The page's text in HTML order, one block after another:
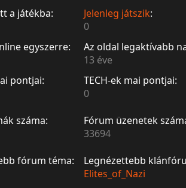
a játékba:
Jelenleg játszik:
0
egyszerre:
Az oldal legaktívabb
13 éve
pontjai:
TECH-ek mai pontjai:
0
száma:
Fórum üzenetek
33694
fórum téma:
Legnézettebb
Elites_of_Nazi